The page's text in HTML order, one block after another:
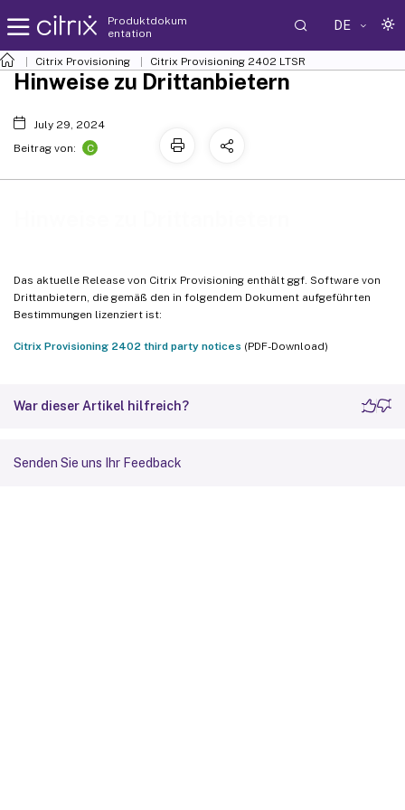
Produktdokum
entation
DE
Citrix Provisioning Citrix Provisioning 2402 LTSR
Das aktuelle Release von Citrix Provisioning enthält ggf. Software von
Drittanbietern, die gemäß den in folgendem Dokument aufgeführten
Bestimmungen lizenziert ist:
Citrix Provisioning 2402 third party notices (PDF-Download)
War dieser Artikel hilfreich?
Senden Sie uns Ihr Feedback
Hinweise zu Drittanbietern
July 29, 2024
Beitrag von:
C